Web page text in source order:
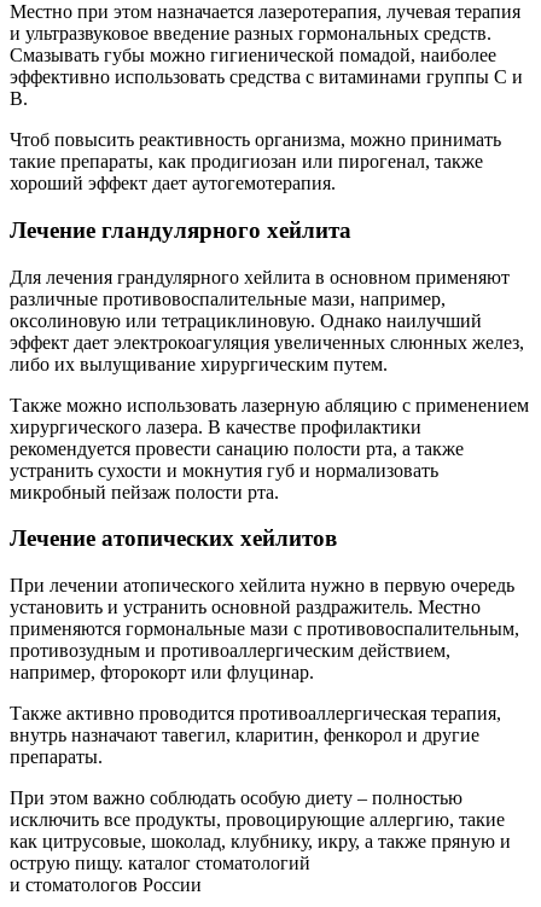
Местно при этом назначается лазеротерапия, лучевая терапия
и ультразвуковое введение разных гормональных средств.
Смазывать губы можно гигиенической помадой, наиболее
эффективно использовать средства с витаминами группы С и
В.
Чтоб повысить реактивность организма, можно принимать
такие препараты, как продигиозан или пирогенал, также
хороший эффект дает аутогемотерапия.
Лечение гландулярного хейлита
Для лечения грандулярного хейлита в основном применяют
различные противовоспалительные мази, например,
оксолиновую или тетрациклиновую. Однако наилучший
эффект дает электрокоагуляция увеличенных слюнных желез,
либо их вылущивание хирургическим путем.
Также можно использовать лазерную абляцию с применением
хирургического лазера. В качестве профилактики
рекомендуется провести санацию полости рта, а также
устранить сухости и мокнутия губ и нормализовать
микробный пейзаж полости рта.
Лечение атопических хейлитов
При лечении атопического хейлита нужно в первую очередь
установить и устранить основной раздражитель. Местно
применяются гормональные мази с противовоспалительным,
противозудным и противоаллергическим действием,
например, фторокорт или флуцинар.
Также активно проводится противоаллергическая терапия,
внутрь назначают тавегил, кларитин, фенкорол и другие
препараты.
При этом важно соблюдать особую диету – полностью
исключить все продукты, провоцирующие аллергию, такие
как цитрусовые, шоколад, клубнику, икру, а также пряную и
острую пищу. каталог стоматологий
и стоматологов России